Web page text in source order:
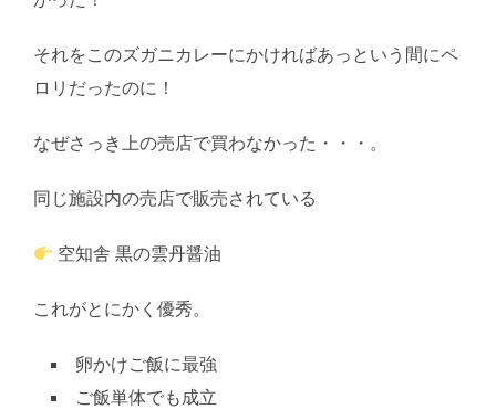
それをこのズガニカレーにかければあっという間にペ
ロリだったのに！
なぜさっき上の売店で買わなかった・・・。
同じ施設内の売店で販売されている
空知舎 黒の雲丹醤油
これがとにかく優秀。
卵かけご飯に最強
ご飯単体でも成立